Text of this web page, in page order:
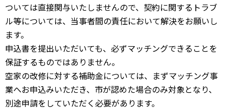
ついては直接関与いたしませんので、契約に関するトラブ
ル等については、当事者間の責任において解決をお願いし
ます。
申込書を提出いただいても、必ずマッチングできることを
保証するものではありません。
空家の改修に対する補助金については、まずマッチング事
業へお申込みいただき、市が認めた場合のみ対象となり、
別途申請をしていただく必要があります。